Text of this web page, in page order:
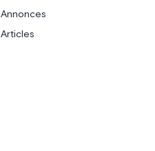
Annonces
Articles